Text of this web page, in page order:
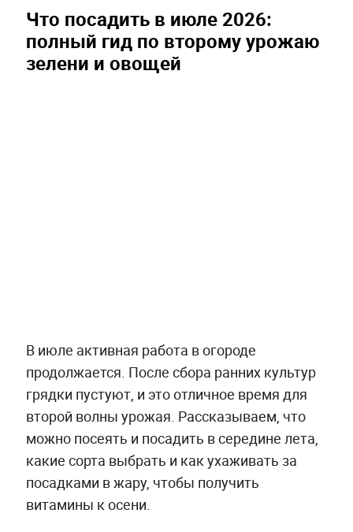
Что посадить в июле 2026:
полный гид по второму урожаю
зелени и овощей
В июле активная работа в огороде
продолжается. После сбора ранних культур
грядки пустуют, и это отличное время для
второй волны урожая. Рассказываем, что
можно посеять и посадить в середине лета,
какие сорта выбрать и как ухаживать за
посадками в жару, чтобы получить
витамины к осени.